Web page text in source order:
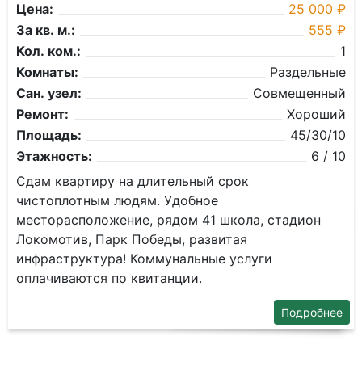
Цена:
25 000 ₽
За кв. м.:
555 ₽
Кол. ком.:
1
Комнаты:
Раздельные
Сан. узел:
Совмещенный
Ремонт:
Хороший
Площадь:
45/30/10
Этажность:
6 / 10
Сдам квартиру на длительный срок
чистоплотным людям. Удобное
месторасположение, рядом 41 школа, стадион
Локомотив, Парк Победы, развитая
инфраструктура! Коммунальные услуги
оплачиваются по квитанции.
Подробнее